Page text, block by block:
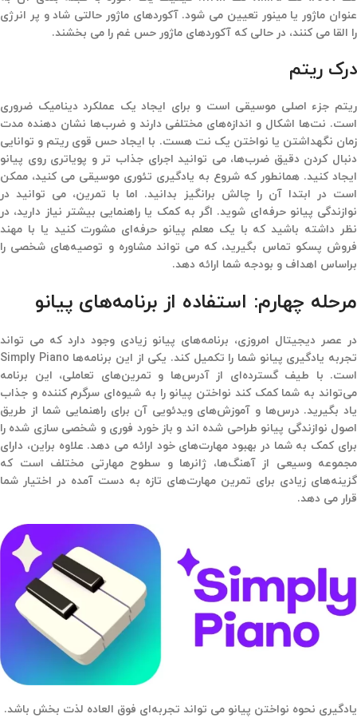
عنوان ماژور یا مینور تعیین می شود. آکوردهای ماژور حالتی شاد و پر انرژی
را القا می کنند، در حالی که آکوردهای ماژور حس غم را می بخشند.
درک ریتم
ریتم جزء اصلی موسیقی است و برای ایجاد یک عملکرد دینامیک ضروری
است. نت‌ها اشکال و اندازه‌های مختلفی دارند و ضرب‌ها نشان دهنده مدت
زمان نگهداشتن یا نواختن یک نت هست. با ایجاد حس قوی ریتم و توانایی
دنبال کردن دقیق ضرب‌ها، می توانید اجرای جذاب تر و پویاتری روی پیانو
ایجاد کنید. همانطور که شروع به یادگیری تئوری موسیقی می کنید، ممکن
است در ابتدا آن را چالش برانگیز بدانید. اما با تمرین، می توانید در
نوازندگی پیانو حرفه‌ای شوید. اگر به کمک یا راهنمایی بیشتر نیاز دارید، در
نظر داشته باشید که با یک معلم پیانو حرفه‌ای مشورت کنید یا با مهند
فروش پسکو تماس بگیرید، که می تواند مشاوره و توصیه‌های شخصی را
براساس اهداف و بودجه شما ارائه دهد.
مرحله چهارم: استفاده از برنامه‌های پیانو
در عصر دیجیتال امروزی، برنامه‌های پیانو زیادی وجود دارد که می تواند
تجربه یادگیری پیانو شما را تکمیل کند. یکی از این برنامه‌ها Simply Piano
است. با طیف گسترده‌ای از آدرس‌ها و تمرین‌های تعاملی، این برنامه
می‌تواند به شما کمک کند نواختن پیانو را به شیوه‌ای سرگرم کننده و جذاب
یاد بگیرید. درس‌ها و آموزش‌های ویدئویی آن برای راهنمایی شما از طریق
اصول نوازندگی پیانو طراحی شده اند و باز خورد فوری و شخصی سازی شده را
برای کمک به شما در بهبود مهارت‌های خود ارائه می دهد. علاوه براین، دارای
مجموعه وسیعی از آهنگ‌ها، ژانرها و سطوح مهارتی مختلف است که
گزینه‌های زیادی برای تمرین مهارت‌های تازه به دست آمده در اختیار شما
قرار می دهد.
یادگیری نحوه نواختن پیانو می تواند تجربه‌ای فوق العاده لذت بخش باشد.